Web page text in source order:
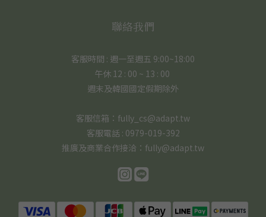
聯絡我們
客服時間 : 週一至週五 9:00~18:00
午休 12 : 00 ~ 13 : 00
週末及韓國國定假期除外
客服信箱：fully_cs@adapt.tw
客服電話 : 0979-019-392
推廣及商業合作接洽：fully@adapt.tw